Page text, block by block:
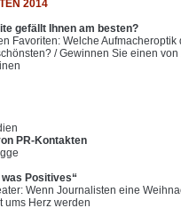
2014
gefällt Ihnen am besten?
Favoriten: Welche Aufmacheroptik
/ Gewinnen Sie einen von
PR-Kontakten
Positives“
Wenn Journalisten eine
ums Herz werden